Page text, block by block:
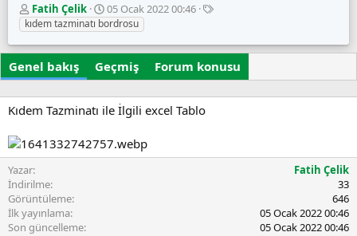
Y
a
z
a
r
Fatih Çelik
O
l
u
ş
t
u
r
u
m
a
05 Ocak 2022 00:46
E
k
e
t
l
kıdem tazminatı bordrosu
Genel bakış Geçmiş Forum konusu
Kıdem Tazminatı ile İlgili excel Tablo
Yazar
Fatih Çelik
İndirilme
33
Görüntüleme
646
İlk yayınlama
05 Ocak 2022 00:46
Son güncelleme
05 Ocak 2022 00:46